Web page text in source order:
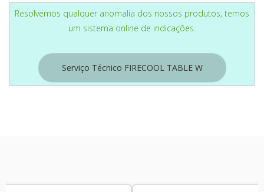
Resolvemos qualquer anomalia dos nossos produtos, temos
um sistema online de indicações.
Serviço Técnico FIRECOOL TABLE W